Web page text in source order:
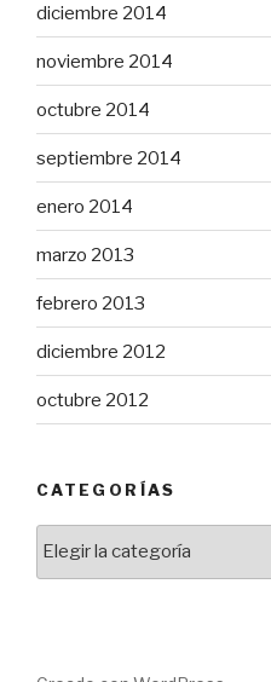
diciembre 2014
noviembre 2014
octubre 2014
septiembre 2014
enero 2014
marzo 2013
febrero 2013
diciembre 2012
octubre 2012
CATEGORÍAS